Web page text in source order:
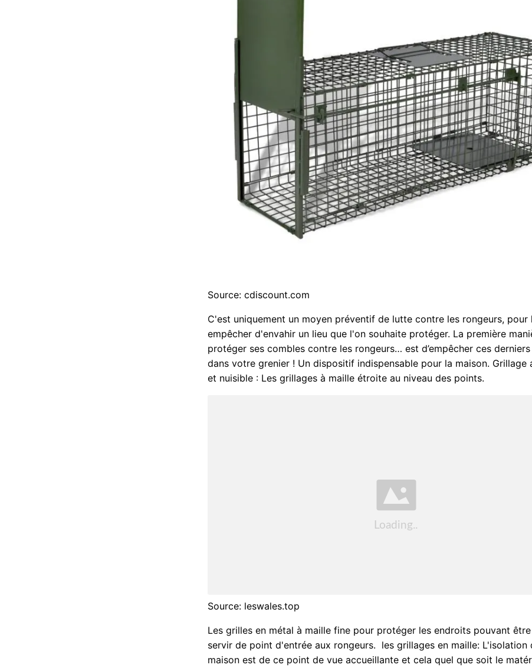
Source: cdiscount.com
C'est uniquement un moyen préventif de lutte contre les rongeurs, pour
empêcher d'envahir un lieu que l'on souhaite protéger. La première
protéger ses combles contre les rongeurs… est d’empêcher ces derniers
dans votre grenier ! Un dispositif indispensable pour la maison. Grillage
et nuisible : Les grillages à maille étroite au niveau des points.
Source: leswales.top
Les grilles en métal à maille fine pour protéger les endroits pouvant
servir de point d'entrée aux rongeurs. ️ les grillages en maille: L'isolation
maison est de ce point de vue accueillante et cela quel que soit le